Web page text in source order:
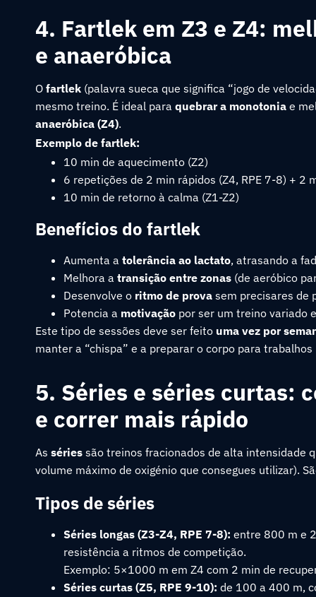
4. Fartlek em Z3 e Z4:
e anaeróbica
O fartlek (palavra sueca que significa “jogo de
mesmo treino. É ideal para quebrar a monotonia e
anaeróbica (Z4).
Exemplo de fartlek:
10 min de aquecimento (Z2)
6 repetições de 2 min rápidos (Z4, RPE 7-8) + 2
10 min de retorno à calma (Z1-Z2)
Benefícios do fartlek
Aumenta a tolerância ao lactato, atrasando a
Melhora a transição entre zonas (de aeróbico
Desenvolve o ritmo de prova sem precisares de
Potencia a motivação por ser um treino variado
Este tipo de sessões deve ser feito uma vez por
manter a “chispa” e a preparar o corpo para
5. Séries e séries curtas:
e correr mais rápido
As séries são treinos fracionados de alta intensidade
volume máximo de oxigénio que consegues utilizar).
Tipos de séries
Séries longas (Z3-Z4, RPE 7-8): entre 800 m e
resistência a ritmos de competição.
Exemplo: 5×1000 m em Z4 com 2 min de
Séries curtas (Z5, RPE 9-10): de 100 a 400 m,